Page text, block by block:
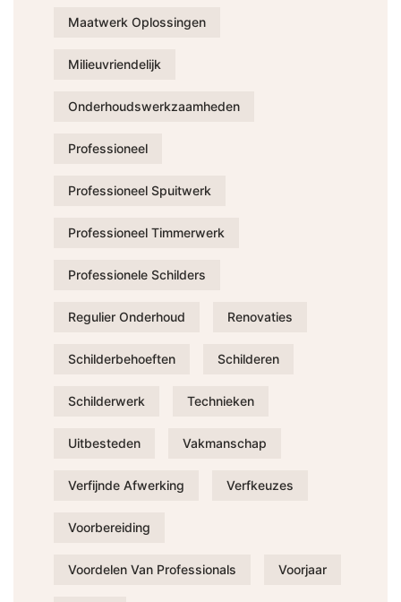
Maatwerk Oplossingen
Milieuvriendelijk
Onderhoudswerkzaamheden
Professioneel
Professioneel Spuitwerk
Professioneel Timmerwerk
Professionele Schilders
Regulier Onderhoud Renovaties
Schilderbehoeften Schilderen
Schilderwerk Technieken
Uitbesteden Vakmanschap
Verfijnde Afwerking Verfkeuzes
Voorbereiding
Voordelen Van Professionals Voorjaar